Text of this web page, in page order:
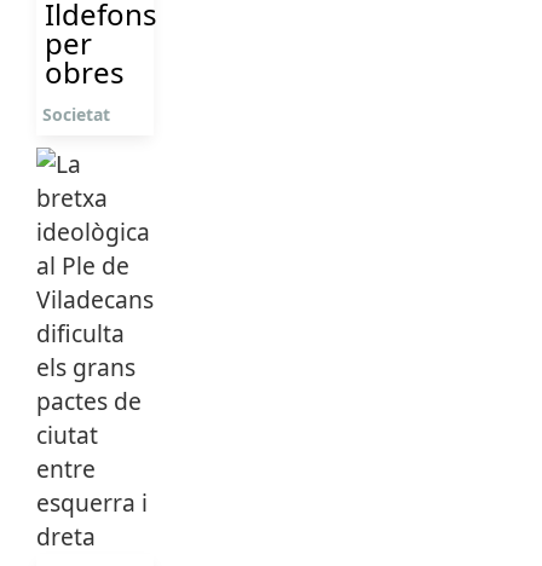
Ildefons
per
obres
Societat